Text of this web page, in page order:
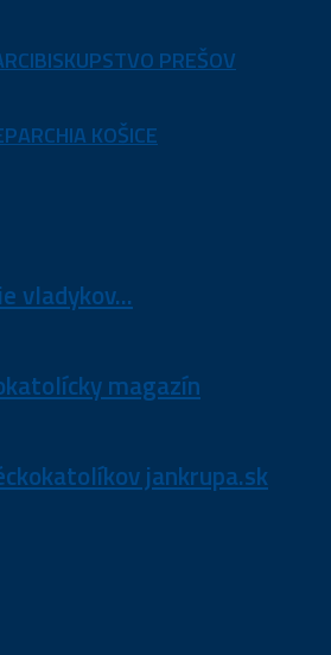
PREŠOV
KOŠICE
vladykov...
magazín
jankrupa.sk